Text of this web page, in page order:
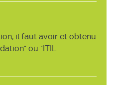
il faut avoir et obtenu
ou "ITIL